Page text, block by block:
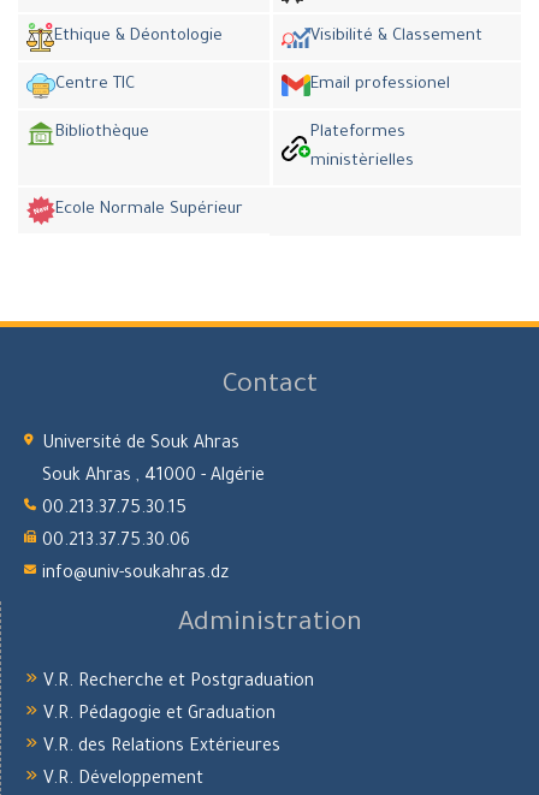
Ethique & Déontologie Visibilité & Classement
Centre TIC Email professionel
Bibliothèque
Plateformes
ministèrielles
Ecole Normale Supérieur
Contact
Université de Souk Ahras
Souk Ahras , 41000 - Algérie
00.213.37.75.30.15
00.213.37.75.30.06
info@univ-soukahras.dz
Administration
V.R. Recherche et Postgraduation
V.R. Pédagogie et Graduation
V.R. des Relations Extérieures
V.R. Développement